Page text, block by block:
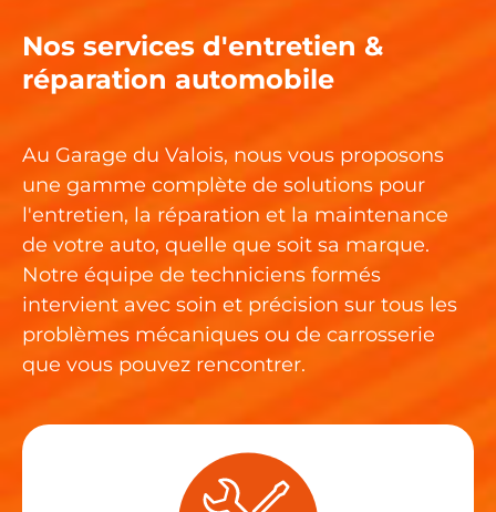
Nos services d'entretien &
réparation automobile
Au Garage du Valois, nous vous proposons
une gamme complète de solutions pour
l'entretien, la réparation et la maintenance
de votre auto, quelle que soit sa marque.
Notre équipe de techniciens formés
intervient avec soin et précision sur tous les
problèmes mécaniques ou de carrosserie
que vous pouvez rencontrer.